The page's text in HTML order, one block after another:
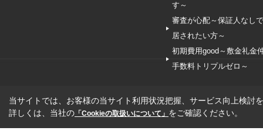
す～
審査が心配～保証人なし
居されたい方～
初期費用good～敷金礼金
手数料トリプルゼロ～
当サイトでは、お客様の当サイト利用状況把握、サービス向上検討
詳しくは、当社の 「Cookieの取扱いについて」 をご確認ください。